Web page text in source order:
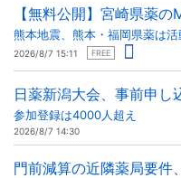
【無料公開】宮崎県薬
熊本地震、熊本・福岡県薬は
2026/8/7 15:11 FREE
日薬新潟大会、事前申し
参加登録は4000人超え
2026/8/7 14:30
門前減算の近隣薬局要件